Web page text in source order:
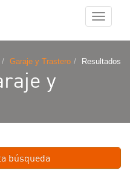
Cambiar
Garaje y Trastero Resultados
y
búsqueda